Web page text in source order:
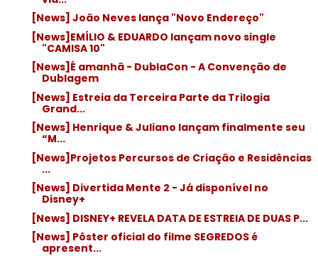
[News] João Neves lança "Novo Endereço"
[News]EMÍLIO & EDUARDO lançam novo single
"CAMISA 10"
[News]É amanhã - DublaCon - A Convenção de
Dublagem
[News] Estreia da Terceira Parte da Trilogia
Grand...
[News] Henrique & Juliano lançam finalmente seu
“M...
[News]Projetos Percursos de Criação e Residências
...
[News] Divertida Mente 2 - Já disponível no
Disney+
[News] DISNEY+ REVELA DATA DE ESTREIA DE DUAS P...
[News] Pôster oficial do filme SEGREDOS é
apresent...